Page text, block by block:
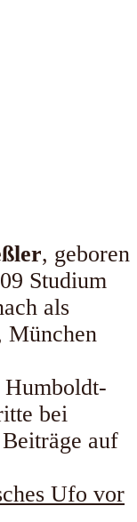
, geboren
Studium
als
München
Humboldt-
bei
auf
Ufo vor